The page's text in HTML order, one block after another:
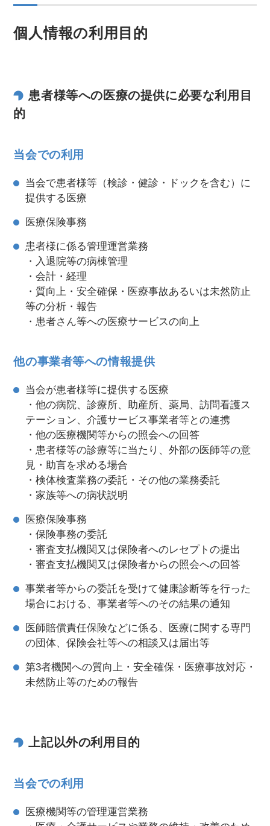
個人情報の利用目的
患者様等への医療の提供に必要な利用目
的
当会での利用
当会で患者様等（検診・健診・ドックを含む）に
提供する医療
医療保険事務
患者様に係る管理運営業務
・入退院等の病棟管理
・会計・経理
・質向上・安全確保・医療事故あるいは未然防止
等の分析・報告
・患者さん等への医療サービスの向上
他の事業者等への情報提供
当会が患者様等に提供する医療
・他の病院、診療所、助産所、薬局、訪問看護ス
テーション、介護サービス事業者等との連携
・他の医療機関等からの照会への回答
・患者様等の診療等に当たり、外部の医師等の意
見・助言を求める場合
・検体検査業務の委託・その他の業務委託
・家族等への病状説明
医療保険事務
・保険事務の委託
・審査支払機関又は保険者へのレセプトの提出
・審査支払機関又は保険者からの照会への回答
事業者等からの委託を受けて健康診断等を行った
場合における、事業者等へのその結果の通知
医師賠償責任保険などに係る、医療に関する専門
の団体、保険会社等への相談又は届出等
第3者機関への質向上・安全確保・医療事故対応・
未然防止等のための報告
上記以外の利用目的
当会での利用
医療機関等の管理運営業務